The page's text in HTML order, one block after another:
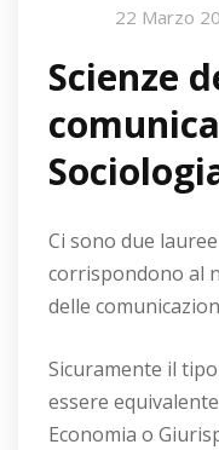
22 Marzo
Scienze
Ci sono due
corrispondono al
delle
Sicuramente il
essere
Economia o